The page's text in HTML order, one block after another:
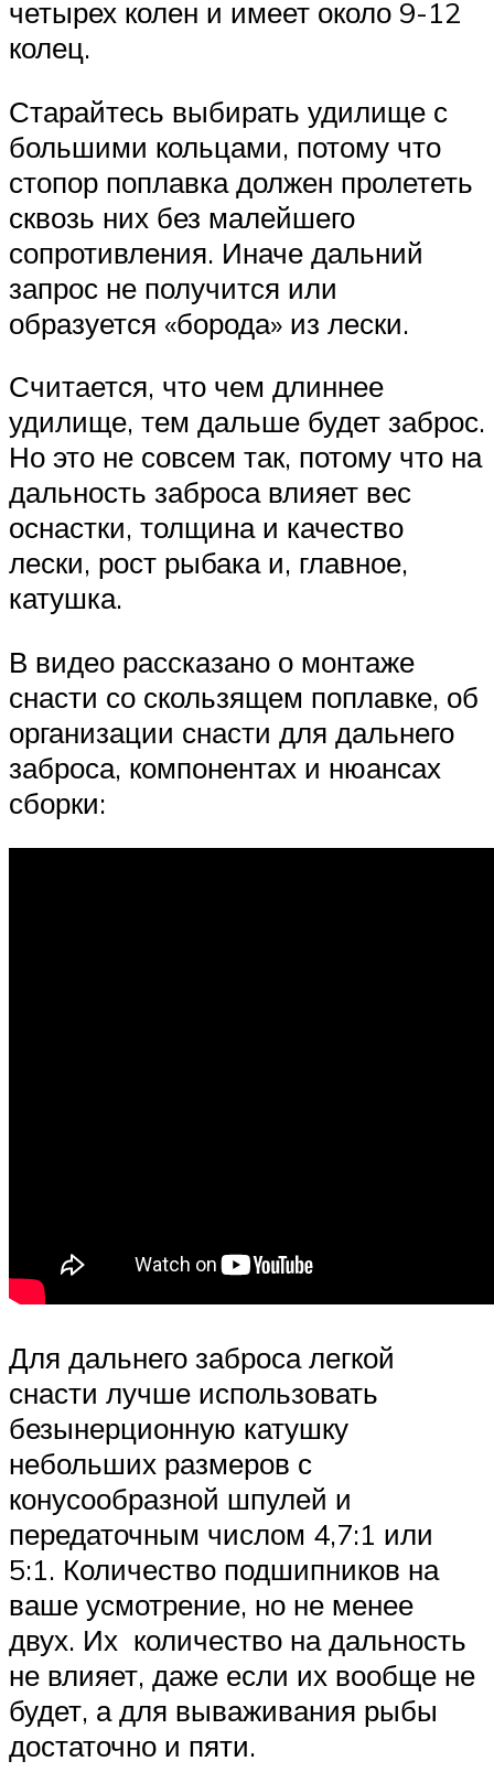
четырех колен и имеет около 9-12
колец.
Старайтесь выбирать удилище с
большими кольцами, потому что
стопор поплавка должен пролететь
сквозь них без малейшего
сопротивления. Иначе дальний
запрос не получится или
образуется «борода» из лески.
Считается, что чем длиннее
удилище, тем дальше будет заброс.
Но это не совсем так, потому что на
дальность заброса влияет вес
оснастки, толщина и качество
лески, рост рыбака и, главное,
катушка.
В видео рассказано о монтаже
снасти со скользящем поплавке, об
организации снасти для дальнего
заброса, компонентах и нюансах
сборки:
Для дальнего заброса легкой
снасти лучше использовать
безынерционную катушку
небольших размеров с
конусообразной шпулей и
передаточным числом 4,7:1 или
5:1. Количество подшипников на
ваше усмотрение, но не менее
двух. Их количество на дальность
не влияет, даже если их вообще не
будет, а для вываживания рыбы
достаточно и пяти.